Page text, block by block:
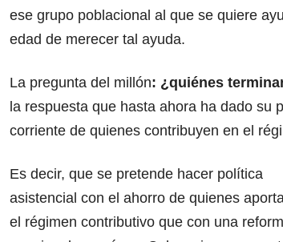
ese grupo poblacional al que se quiere
edad de merecer tal ayuda.
La pregunta del millón: ¿quiénes
la respuesta que hasta ahora ha dado su
corriente de quienes contribuyen en el
Es decir, que se pretende hacer política
asistencial con el ahorro de quienes
el régimen contributivo que con una